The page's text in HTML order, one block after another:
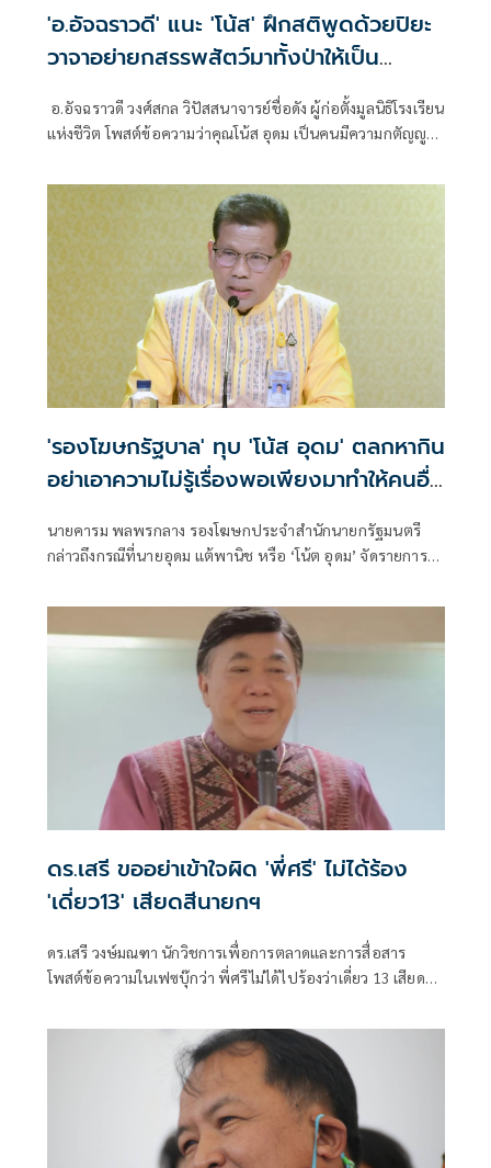
'อ.อัจฉราวดี' แนะ 'โน้ส' ฝึกสติพูดด้วยปิยะ
วาจาอย่ายกสรรพสัตว์มาทั้งป่าให้เป็น
อ.อัจฉราวดี วงศ์สกล วิปัสสนาจารย์ชื่อดัง ผู้ก่อตั้งมูลนิธิโรงเรียน
แห่งชีวิต โพสต์ข้อความว่าคุณโน้ส อุดม เป็นคนมีความกตัญญู
'รองโฆษกรัฐบาล' ทุบ 'โน้ส อุดม' ตลกหากิน
อย่าเอาความไม่รู้เรื่องพอเพียงมาทำให้คนอื่น
นายคารม พลพรกลาง รองโฆษกประจำสำนักนายกรัฐมนตรี
กล่าวถึงกรณีที่นายอุดม แต้พานิช หรือ ‘โน้ต อุดม’ จัดรายการ
พอเพียง ว่า ตนเป็นคนอีสาน เป็นคนชนบท
ดร.เสรี ขออย่าเข้าใจผิด 'พี่ศรี' ไม่ได้ร้อง
'เดี่ยว13' เสียดสีนายกฯ
ดร.เสรี วงษ์มณฑา นักวิชการเพื่อการตลาดและการสื่อสาร
โพสต์ข้อความในเฟซบุ๊กว่า พี่ศรีไม่ได้ไปร้องว่าเดี่ยว 13 เสียดสี